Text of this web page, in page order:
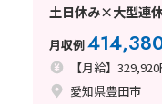
土日休み×大型連
県豊田市
月収例
【月給】
愛知県豊田市